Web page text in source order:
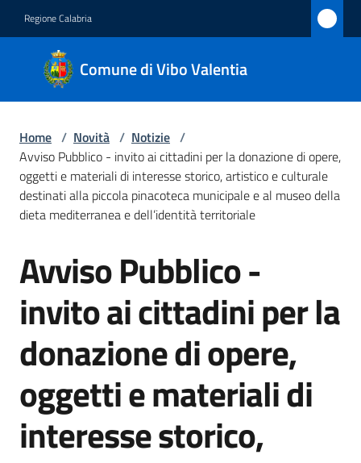
Regione Calabria
Comune di Vibo Valentia
Comune
di Vibo
Valentia
Amministrazione
Novità
Servizi
Vivere
Vibo
Valentia
A
Home / Novità / Notizie /
Avviso Pubblico - invito ai cittadini per la donazione di opere,
oggetti e materiali di interesse storico, artistico e culturale
destinati alla piccola pinacoteca municipale e al museo della
dieta mediterranea e dell’identità territoriale
Salta al contenuto
Avviso Pubblico -
invito ai cittadini per la
donazione di opere,
oggetti e materiali di
interesse storico,